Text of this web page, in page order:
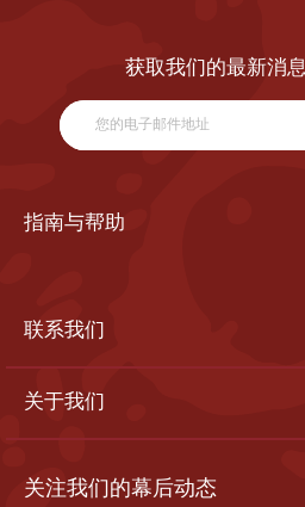
获取我们的最新消
指南与帮助
联系我们
关于我们
关注我们的幕后动态